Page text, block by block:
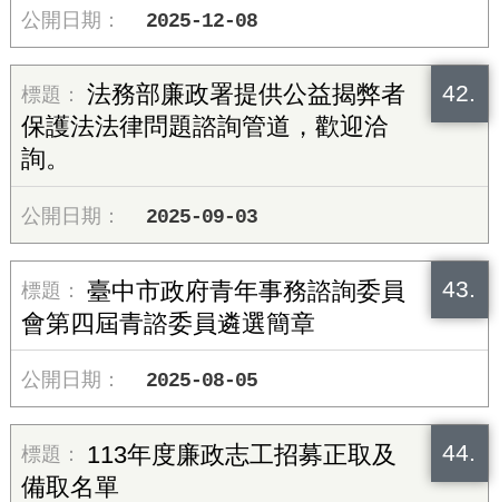
2025-12-08
42.
法務部廉政署提供公益揭弊者
保護法法律問題諮詢管道，歡迎洽
詢。
2025-09-03
43.
臺中市政府青年事務諮詢委員
會第四屆青諮委員遴選簡章
2025-08-05
44.
113年度廉政志工招募正取及
備取名單